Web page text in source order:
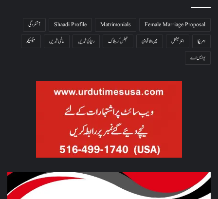
Female Marriage Proposal
Matrimonials
Shaadi Profile
آتشزدگی
امریکا
انٹرنیشنل بین الاقوامی جھلس کر ہلاک دنیا کی خبریں عالمی خبریں
میکسیکو
یو ایس اے